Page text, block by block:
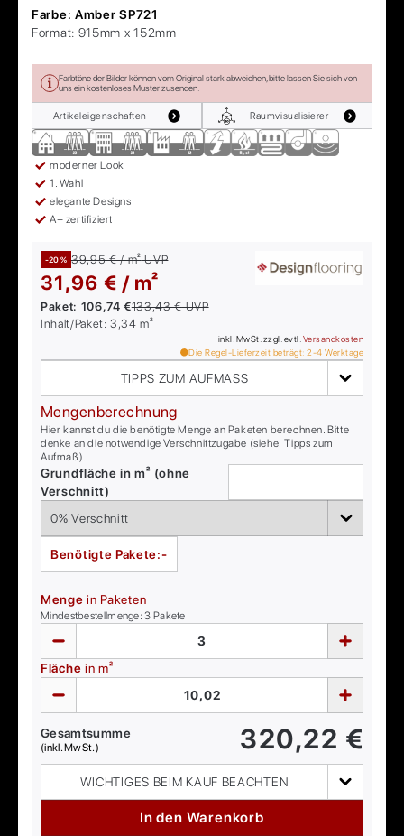
Farbe: Amber SP721
Format: 915mm x 152mm
Farbtöne der Bilder können vom Original stark abweichen, bitte lassen Sie sich von
uns ein kostenloses Muster zusenden.
Artikeleigenschaften Raumvisualisierer
moderner Look
1. Wahl
elegante Designs
A+ zertifiziert
-20 % 39,95 € / m²UVP
31,96 € / m²
Paket: 106,74 €133,43 €UVP
Inhalt/Paket:3,34 m²
inkl. MwSt. zzgl. evtl. Versandkosten
Die Regel-Lieferzeit beträgt: 2-4 Werktage
TIPPS ZUM AUFMASS
Mengenberechnung
Hier kannst du die benötigte Menge an Paketen berechnen. Bitte
denke an die notwendige Verschnittzugabe (siehe: Tipps zum
Aufmaß).
Grundfläche in m² (ohne
Verschnitt)
Benötigte Pakete:-
Menge in Paketen
Mindestbestellmenge:3 Pakete
Fläche in m²
Gesamtsumme
(inkl. MwSt.) 320,22 €
WICHTIGES BEIM KAUF BEACHTEN
In den Warenkorb